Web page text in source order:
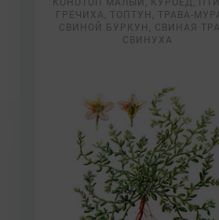
КОНОТОП МАЛЫЙ, КУРОЕД,
ГРЕЧИХА, ТОПТУН, ТРАВА-
СВИНОЙ БУРКУН, СВИНАЯ
СВИНУХА